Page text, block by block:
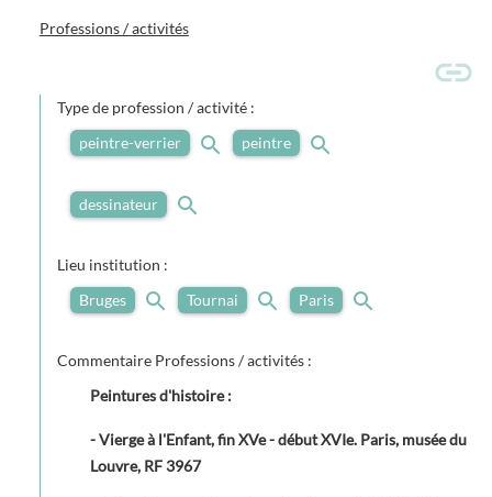
Professions / activités
Type de profession / activité :
peintre-verrier
peintre
dessinateur
Lieu institution :
Bruges
Tournai Paris
Commentaire Professions / activités :
Peintures d'histoire :
- Vierge à l'Enfant, fin XVe - début XVIe. Paris, musée du
Louvre, RF 3967